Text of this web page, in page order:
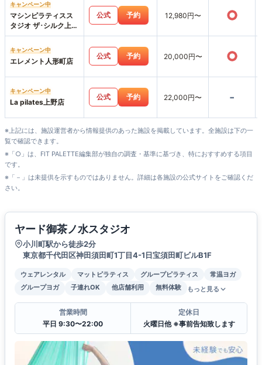
キャンペーン中
マシンピラティスス
タジオ ザ･シルク上野
店
公式 予約 12,980円〜 ○
キャンペーン中
エレメント人形町店
公式 予約 20,000円〜 ○
キャンペーン中
La pilates上野店
公式 予約 22,000円〜 -
※上記には、施設運営者から情報提供のあった施設を掲載しています。全施設は下の一
覧で確認できます。
※「○」は、FIT PALETTE編集部が独自の調査・基準に基づき、特におすすめする項目
です。
※「－」は未提供を示すものではありません。詳細は各施設の公式サイトをご確認くだ
さい。
ヤード御茶ノ水スタジオ
小川町駅から徒歩2分
東京都千代田区神田須田町1丁目4-1日宝須田町ビルB1F
ウェアレンタル マットピラティス グループピラティス
常温ヨガ
グループヨガ
子連れOK 他店舗利用 無料体験 もっと見る
営業時間
平日 9:30〜22:00
定休日
火曜日他 ※事前告知致します